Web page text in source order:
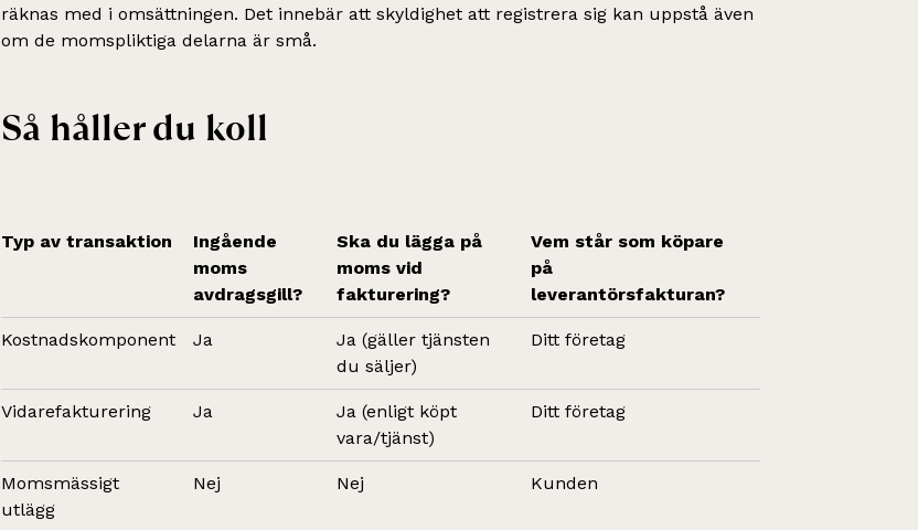
räknas med i omsättningen. Det innebär att skyldighet att registrera sig kan uppstå även
om de momspliktiga delarna är små.
Så håller du koll
Typ av transaktion
Ingående
moms
avdragsgill?
Ska du lägga på
moms vid
fakturering?
Vem står som köpare
på
leverantörsfakturan?
Kostnadskomponent Ja
Ja (gäller tjänsten
du säljer)
Ditt företag
Vidarefakturering Ja
Ja (enligt köpt
vara/tjänst)
Ditt företag
Momsmässigt
utlägg
Nej Nej Kunden